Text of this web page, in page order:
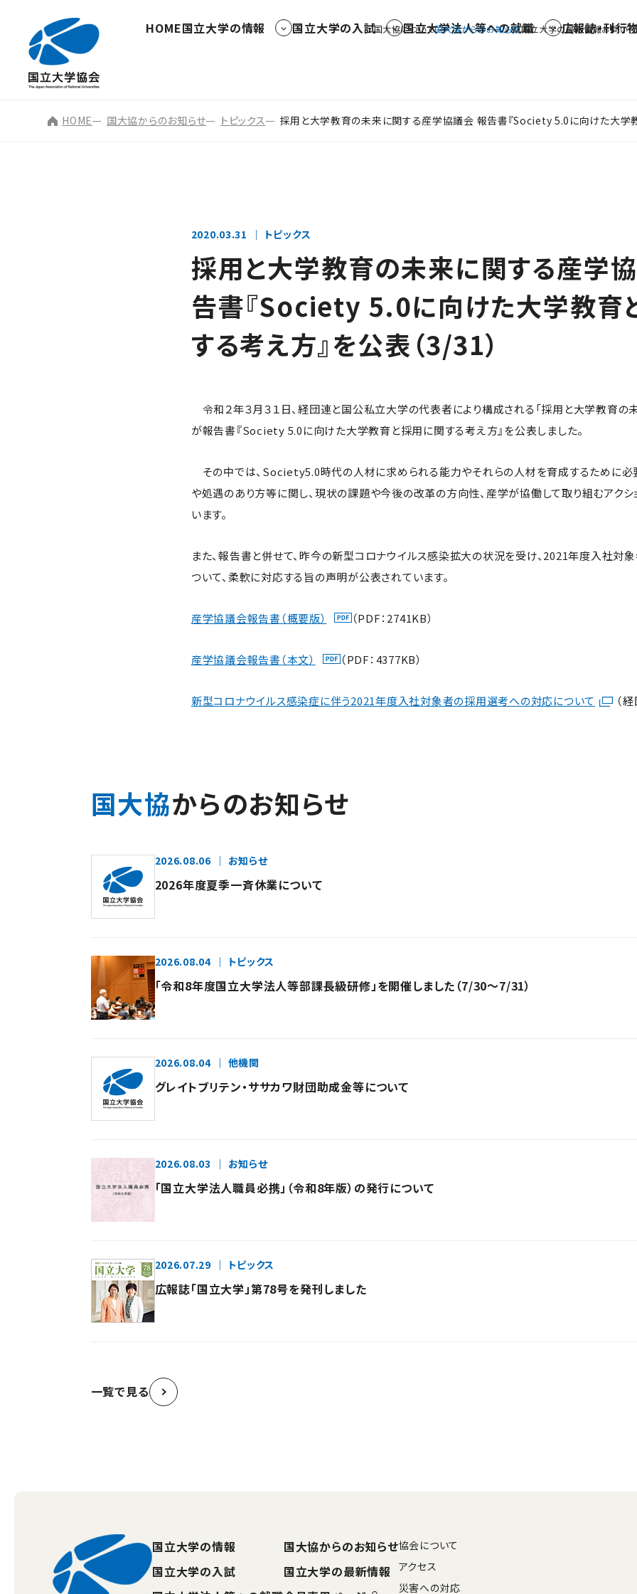
国大協について国大協からのお知らせ国立大学の最新情報お問い
HOME国立大学の情報 国立大学の入試 国立大学法人等への就職 広報誌・刊行
HOME 国大協からのお知らせ トピックス 採用と大学教育の未来に関する産学協議会 報告書『Society 5.0に向けた大学
2020.03.31 トピックス
採用と大学教育の未来に関する産学
告書『Society 5.0に向けた大学教育
する考え方』を公表（3/31）
令和２年３月３１日、経団連と国公私立大学の代表者により構成される「採用と大学教育の
が報告書『Society 5.0に向けた大学教育と採用に関する考え方』を公表しました。
その中では、Society5.0時代の人材に求められる能力やそれらの人材を育成するために必
や処遇のあり方等に関し、現状の課題や今後の改革の方向性、産学が協働して取り組むアク
います。
また、報告書と併せて、昨今の新型コロナウイルス感染拡大の状況を受け、2021年度入社対
ついて、柔軟に対応する旨の声明が公表されています。
産学協議会報告書（概要版） （PDF：2741KB）
産学協議会報告書（本文） （PDF：4377KB）
新型コロナウイルス感染症に伴う2021年度入社対象者の採用選考への対応について （
国大協からのお知らせ
2026.08.06 お知らせ
2026年度夏季一斉休業について
2026.08.04 トピックス
「令和8年度国立大学法人等部課長級研修」を開催しました（7/30～7/31）
2026.08.04 他機関
グレイトブリテン・ササカワ財団助成金等について
2026.08.03 お知らせ
「国立大学法人職員必携」（令和8年版）の発行について
2026.07.29 トピックス
広報誌「国立大学」第78号を発刊しました
一覧で見る
国立大学の情報
国立大学の入試
国大協からのお知らせ
国立大学の最新情報
協会について
アクセス
災害への対応